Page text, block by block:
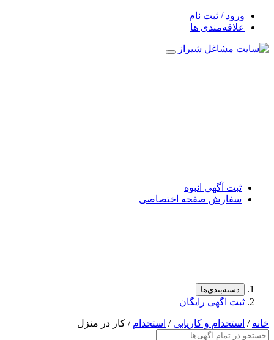
/ ثبت نام
ها
آگهی انبوه
صفحه اختصاصی
اگهی رایگان
و کاریابی / استخدام/ کار در منزل